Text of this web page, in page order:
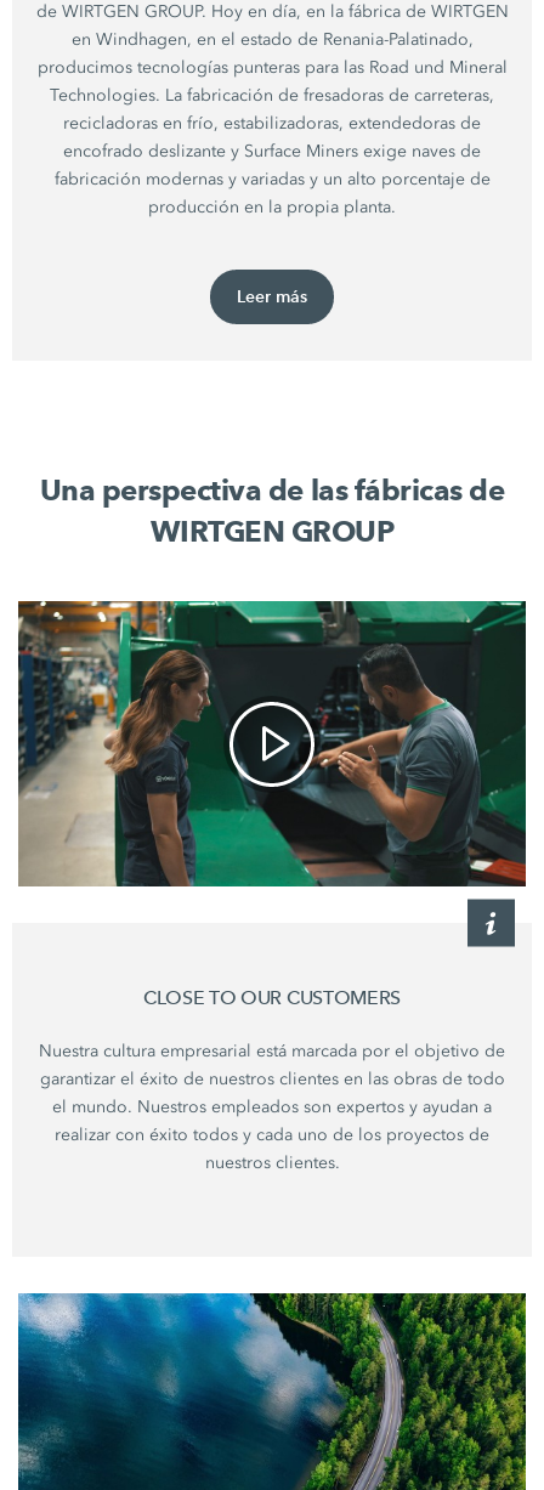
de WIRTGEN GROUP. Hoy en día, en la fábrica de WIRTGEN
en Windhagen, en el estado de Renania-Palatinado,
producimos tecnologías punteras para las Road und Mineral
Technologies. La fabricación de fresadoras de carreteras,
recicladoras en frío, estabilizadoras, extendedoras de
encofrado deslizante y Surface Miners exige naves de
fabricación modernas y variadas y un alto porcentaje de
producción en la propia planta.
Leer más
Una perspectiva de las fábricas de
WIRTGEN GROUP
CLOSE TO OUR CUSTOMERS
Nuestra cultura empresarial está marcada por el objetivo de
garantizar el éxito de nuestros clientes en las obras de todo
el mundo. Nuestros empleados son expertos y ayudan a
realizar con éxito todos y cada uno de los proyectos de
nuestros clientes.